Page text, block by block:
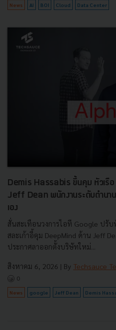
News AI BOI Cloud Data Center
Demis Hassabis ขึ้นคุม หัวเรื
Jeff Dean พนักงานระดับตำนา
เอง
สั่นสะเทือนวงการไอที Google ปรั
สละเก้าอี้คุม DeepMind ด้าน Jeff
ประกาศลาออกตั้งบริษัทใหม่...
สิงหาคม 6, 2026 | By Techsauce
0
News google Jeff Dean Demis